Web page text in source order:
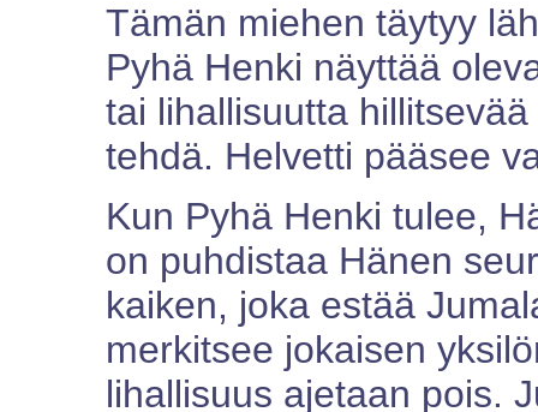
Tämän miehen täytyy
Pyhä Henki näyttää
tai lihallisuutta
tehdä. Helvetti pääsee
Kun Pyhä Henki tulee,
on puhdistaa Hänen
kaiken, joka estää
merkitsee jokaisen
lihallisuus ajetaan pois.